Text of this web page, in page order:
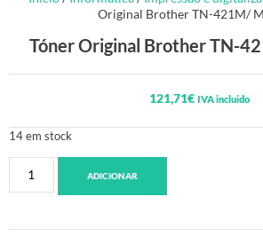
Original Brother TN-421M/
Tóner Original Brother TN-
121,71€ IVA incluido
14 em stock
ADICIONAR